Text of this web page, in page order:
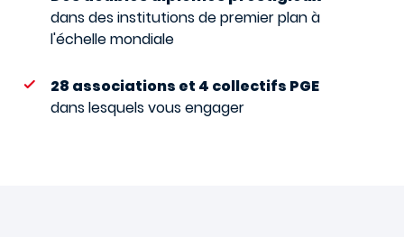
dans des institutions de premier plan à
l'échelle mondiale
28 associations et 4 collectifs PGE
dans lesquels vous engager